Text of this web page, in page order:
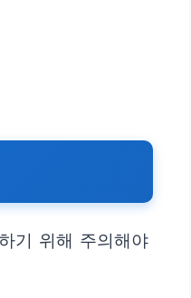
기 위해 주의해야